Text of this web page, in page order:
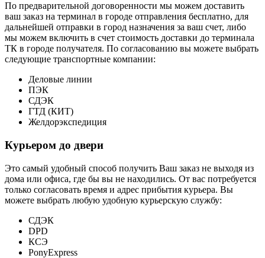
По предварительной договоренности мы можем доставить
ваш заказ на терминал в городе отправления бесплатно, для
дальнейшей отправки в город назначения за ваш счет, либо
мы можем включить в счет стоимость доставки до терминала
ТК в городе получателя. По согласованию вы можете выбрать
следующие транспортные компании:
Деловые линии
ПЭК
СДЭК
ГТД (КИТ)
Желдорэкспедиция
Курьером до двери
Это самый удобный способ получить Ваш заказ не выходя из
дома или офиса, где бы вы не находились. От вас потребуется
только согласовать время и адрес прибытия курьера. Вы
можете выбрать любую удобную курьерскую службу:
СДЭК
DPD
КСЭ
PonyExpress